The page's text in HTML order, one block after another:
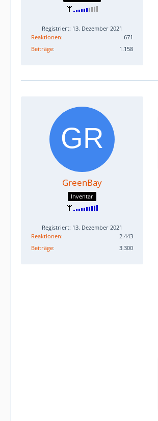
Registriert: 13. Dezember 2021
Reaktionen
671
Beiträge
1.158
GreenBay
Inventar
Registriert: 13. Dezember 2021
Reaktionen
2.443
Beiträge
3.300